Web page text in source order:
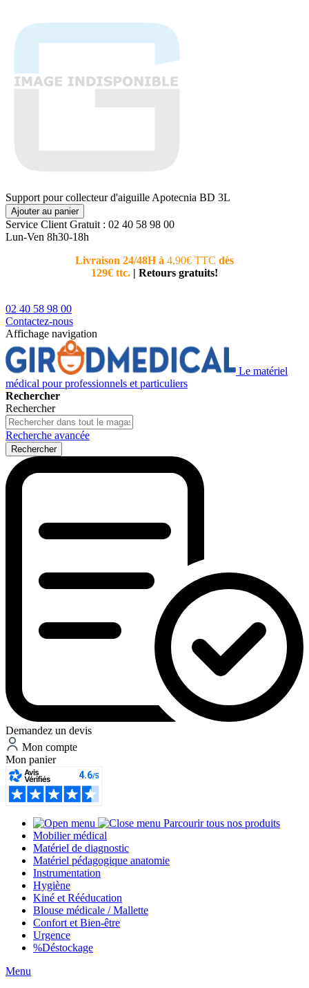
Support pour collecteur d'aiguille Apotecnia BD 3L
Ajouter au panier
Service Client Gratuit : 02 40 58 98 00
Lun-Ven 8h30-18h
Livraison 24/48H à 4,90€ TTC dès
129€ ttc. | Retours gratuits!
02 40 58 98 00
Contactez-nous
Affichage navigation
Le matériel
médical pour professionnels et particuliers
Rechercher
Rechercher
Recherche avancée
Rechercher
Demandez un devis
Mon compte
Mon panier
Parcourir tous nos produits
Mobilier médical
Matériel de diagnostic
Matériel pédagogique anatomie
Instrumentation
Hygiène
Kiné et Rééducation
Blouse médicale / Mallette
Confort et Bien-être
Urgence
%Déstockage
Menu